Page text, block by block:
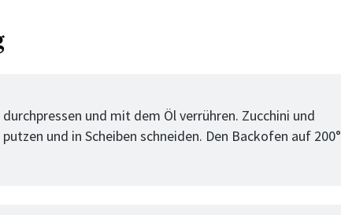
durchpressen und mit dem Öl verrühren. Zucchini und
und in Scheiben schneiden. Den Backofen auf 200°